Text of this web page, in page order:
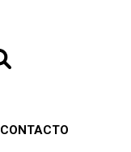
CONTACTO